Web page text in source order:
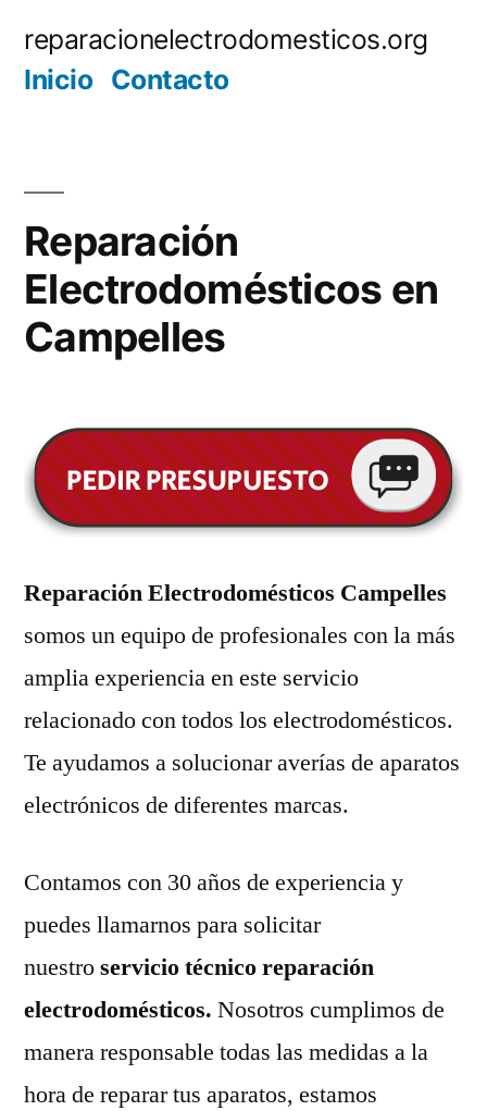
reparacionelectrodomesticos.org
Inicio Contacto
Reparación
Electrodomésticos en
Campelles
Reparación Electrodomésticos Campelles
somos un equipo de profesionales con la más
amplia experiencia en este servicio
relacionado con todos los electrodomésticos.
Te ayudamos a solucionar averías de aparatos
electrónicos de diferentes marcas.
Contamos con 30 años de experiencia y
puedes llamarnos para solicitar
nuestroservicio técnico reparación
electrodomésticos. Nosotros cumplimos de
manera responsable todas las medidas a la
hora de reparar tus aparatos, estamos